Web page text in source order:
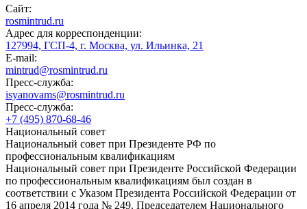
Сайт:
rosmintrud.ru
Адрес для корреспонденции:
127994, ГСП-4, г. Москва, ул. Ильинка, 21
E-mail:
mintrud@rosmintrud.ru
Пресс-служба:
isyanovams@rosmintrud.ru
Пресс-служба:
+7 (495) 870-68-46
Национальный совет
Национальный совет при Президенте РФ по
профессиональным квалификациям
Национальный совет при Президенте Российской Федерации
по профессиональным квалификациям был создан в
соответствии с Указом Президента Российской Федерации от
16 апреля 2014 года № 249. Председателем Национального